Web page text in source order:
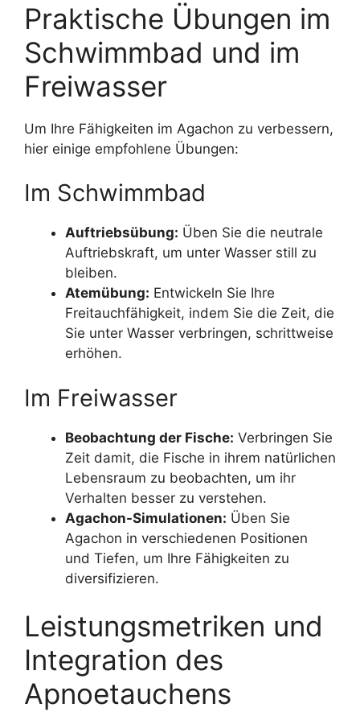
Praktische Übungen im
Schwimmbad und im
Freiwasser
Um Ihre Fähigkeiten im Agachon zu verbessern,
hier einige empfohlene Übungen:
Im Schwimmbad
Auftriebsübung: Üben Sie die neutrale
Auftriebskraft, um unter Wasser still zu
bleiben.
Atemübung: Entwickeln Sie Ihre
Freitauchfähigkeit, indem Sie die Zeit, die
Sie unter Wasser verbringen, schrittweise
erhöhen.
Im Freiwasser
Beobachtung der Fische: Verbringen Sie
Zeit damit, die Fische in ihrem natürlichen
Lebensraum zu beobachten, um ihr
Verhalten besser zu verstehen.
Agachon-Simulationen: Üben Sie
Agachon in verschiedenen Positionen
und Tiefen, um Ihre Fähigkeiten zu
diversifizieren.
Leistungsmetriken und
Integration des
Apnoetauchens